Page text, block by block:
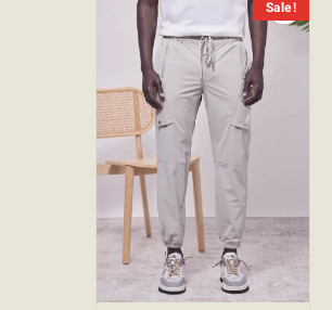
Sale!